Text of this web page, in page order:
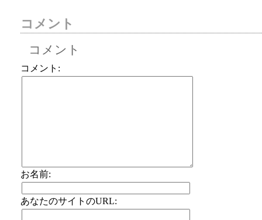
コメント
コメント
コメント:
お名前:
あなたのサイトのURL: